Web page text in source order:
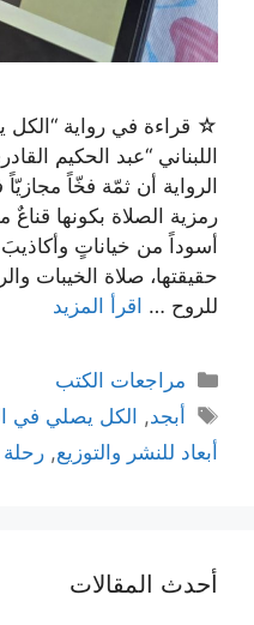
☆ قراءة في رواية “الكل
اللبناني “عبد الحكيم
الرواية أن ثمّة فخّاً
رمزية الصلاة بكونها
أسوداً من خياناتٍ
حقيقتها، صلاة الخيبات
للروح … اقرأ المزيد
التصنيفات
مراجعات الكتب
الوسوم
أبجد, الكل يصلي في
أبعاد للنشر والتوزيع,
أحدث المقالات